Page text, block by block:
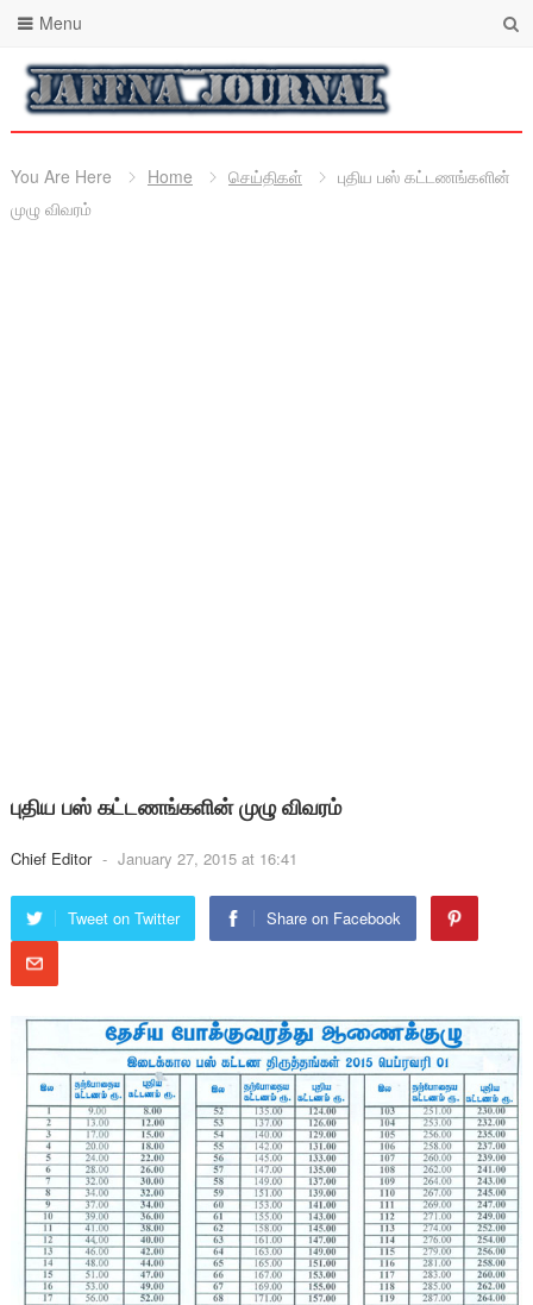
Menu
You Are Here Home செய்திகள்
புதிய பஸ் கட்டணங்களின்
முழு விவரம்
புதிய பஸ் கட்டணங்களின் முழு விவரம்
Chief Editor - January 27, 2015 at 16:41
Tweet on Twitter Share on Facebook